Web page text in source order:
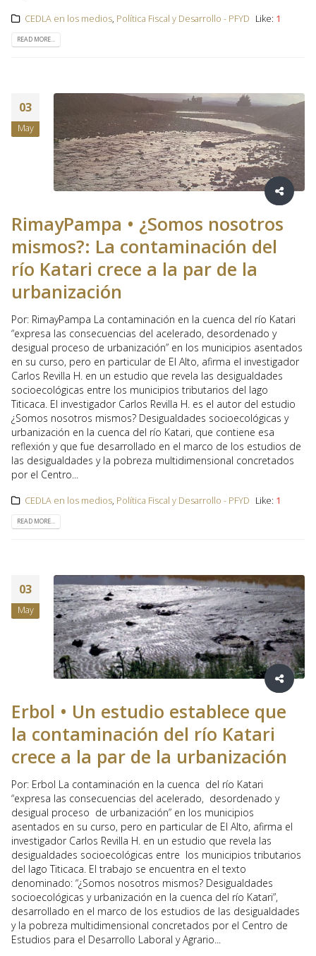
CEDLA en los medios, Política Fiscal y Desarrollo - PFYD Like: 1
READ MORE...
03
May
RimayPampa • ¿Somos nosotros
mismos?: La contaminación del
río Katari crece a la par de la
urbanización
Por: RimayPampa La contaminación en la cuenca del río Katari
“expresa las consecuencias del acelerado, desordenado y
desigual proceso de urbanización” en los municipios asentados
en su curso, pero en particular de El Alto, afirma el investigador
Carlos Revilla H. en un estudio que revela las desigualdades
socioecológicas entre los municipios tributarios del lago
Titicaca. El investigador Carlos Revilla H. es el autor del estudio
¿Somos nosotros mismos? Desigualdades socioecológicas y
urbanización en la cuenca del río Katari, que contiene esa
reflexión y que fue desarrollado en el marco de los estudios de
las desigualdades y la pobreza multidimensional concretados
por el Centro...
CEDLA en los medios, Política Fiscal y Desarrollo - PFYD Like: 1
READ MORE...
03
May
Erbol • Un estudio establece que
la contaminación del río Katari
crece a la par de la urbanización
Por: Erbol La contaminación en la cuenca del río Katari
“expresa las consecuencias del acelerado, desordenado y
desigual proceso de urbanización” en los municipios
asentados en su curso, pero en particular de El Alto, afirma el
investigador Carlos Revilla H. en un estudio que revela las
desigualdades socioecológicas entre los municipios tributarios
del lago Titicaca. El trabajo se encuentra en el texto
denominado: “¿Somos nosotros mismos? Desigualdades
socioecológicas y urbanización en la cuenca del río Katari”,
desarrollado en el marco de los estudios de las desigualdades
y la pobreza multidimensional concretados por el Centro de
Estudios para el Desarrollo Laboral y Agrario...